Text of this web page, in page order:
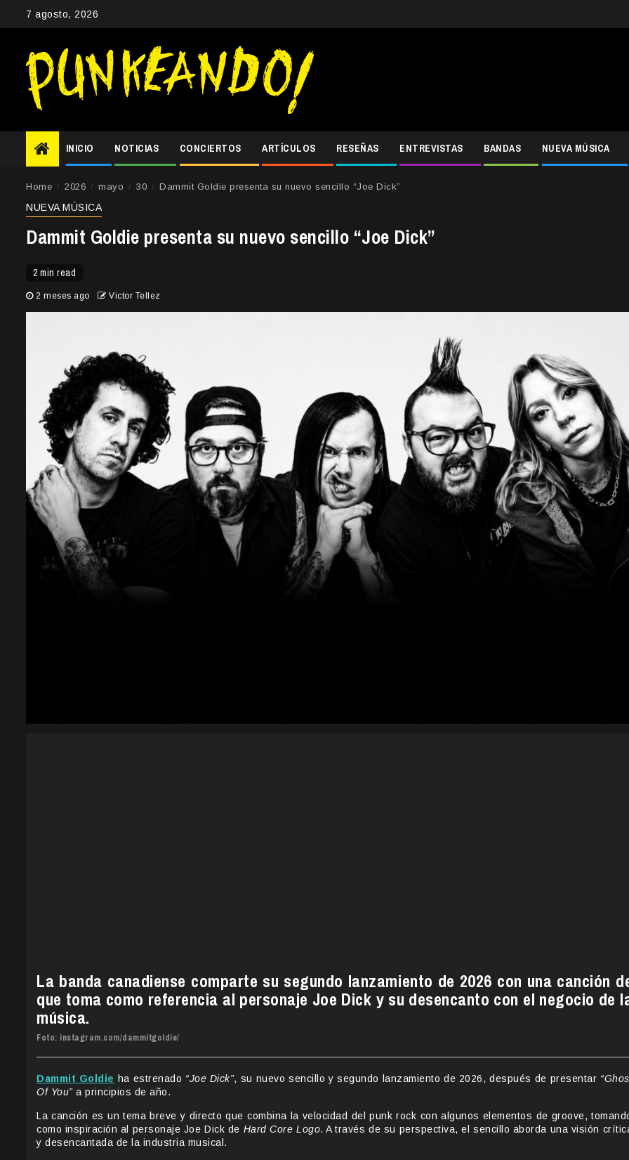
7 agosto, 2026
INICIO NOTICIAS CONCIERTOS ARTÍCULOS RESEÑAS ENTREVISTAS BANDAS NUEVA MÚSICA
Home 2026 mayo 30 Dammit Goldie presenta su nuevo sencillo “Joe Dick”
NUEVA MÚSICA
Dammit Goldie presenta su nuevo sencillo “Joe Dick”
2 min read
2 meses ago Victor Tellez
La banda canadiense comparte su segundo lanzamiento de 2026 con una canción
que toma como referencia al personaje Joe Dick y su desencanto con el negocio de
música.
Foto: instagram.com/dammitgoldie/
Dammit Goldie ha estrenado “Joe Dick”, su nuevo sencillo y segundo lanzamiento de 2026, después de presentar
Of You” a principios de año.
La canción es un tema breve y directo que combina la velocidad del punk rock con algunos elementos de groove,
como inspiración al personaje Joe Dick de Hard Core Logo. A través de su perspectiva, el sencillo aborda una visión
y desencantada de la industria musical.